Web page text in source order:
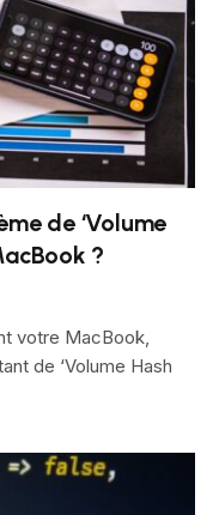
de ‘Volume
?
votre MacBook,
de ‘Volume Hash